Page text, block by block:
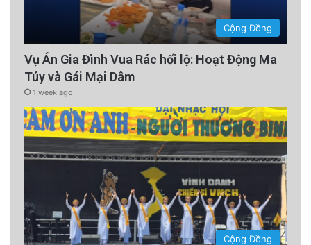
Ngày 2 tháng 9 được ghi nhớ như mốc son
của nền độc lập, mà đảng Cộng sản Việt Nam
vẫn tuyên bố thoát khỏi ách thống trị thực
dân. Đó là ngày tượng trưng cho tinh thần tự
Cộng Đồng
Vụ Án Gia Đình Vua Rác hối lộ: Hoạt Động Ma
Túy và Gái Mại Dâm
1 week ago
Cộng Đồng